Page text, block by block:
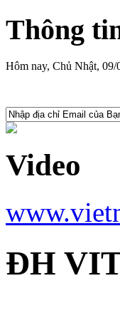
Thông
Hôm nay, Chủ Nhật, 09/
Video
ĐH